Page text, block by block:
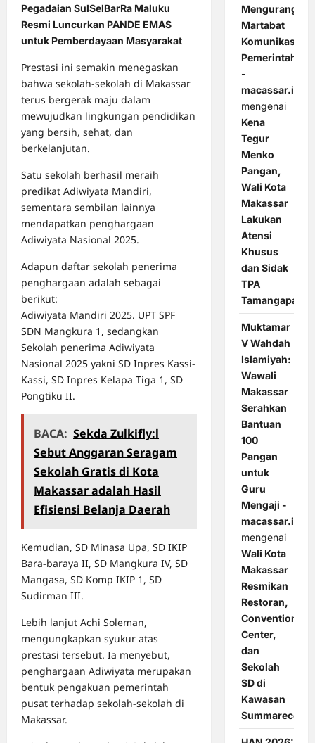
Pegadaian SulSelBarRa Maluku
Resmi Luncurkan PANDE EMAS
untuk Pemberdayaan Masyarakat
Prestasi ini semakin menegaskan
bahwa sekolah-sekolah di Makassar
terus bergerak maju dalam
mewujudkan lingkungan pendidikan
yang bersih, sehat, dan
berkelanjutan.
Satu sekolah berhasil meraih
predikat Adiwiyata Mandiri,
sementara sembilan lainnya
mendapatkan penghargaan
Adiwiyata Nasional 2025.
Adapun daftar sekolah penerima
penghargaan adalah sebagai
berikut:
Adiwiyata Mandiri 2025. UPT SPF
SDN Mangkura 1, sedangkan
Sekolah penerima Adiwiyata
Nasional 2025 yakni SD Inpres Kassi-
Kassi, SD Inpres Kelapa Tiga 1, SD
Pongtiku II.
BACA: Sekda Zulkifly:l
Sebut Anggaran Seragam
Sekolah Gratis di Kota
Makassar adalah Hasil
Efisiensi Belanja Daerah
Kemudian, SD Minasa Upa, SD IKIP
Bara-baraya II, SD Mangkura IV, SD
Mangasa, SD Komp IKIP 1, SD
Sudirman III.
Lebih lanjut Achi Soleman,
mengungkapkan syukur atas
prestasi tersebut. Ia menyebut,
penghargaan Adiwiyata merupakan
bentuk pengakuan pemerintah
pusat terhadap sekolah-sekolah di
Makassar.
Mengurangi
Martabat
Komunikasi
Pemerintahan
-
macassar.id
mengenai
Kena
Tegur
Menko
Pangan,
Wali Kota
Makassar
Lakukan
Atensi
Khusus
dan Sidak
TPA
Tamangapa
Muktamar
V Wahdah
Islamiyah:
Wawali
Makassar
Serahkan
Bantuan
100
Pangan
untuk
Guru
Mengaji -
macassar.id
mengenai
Wali Kota
Makassar
Resmikan
Restoran,
Convention
Center,
dan
Sekolah
SD di
Kawasan
Summarecon